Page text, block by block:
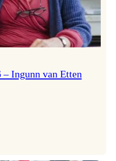
Ingunn van Etten